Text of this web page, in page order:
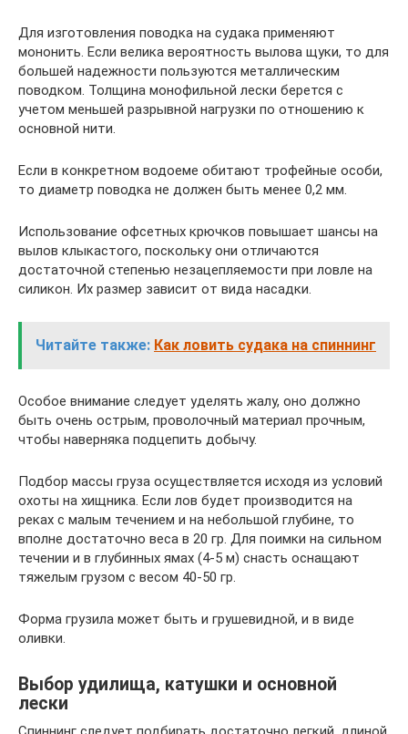
Для изготовления поводка на судака применяют
мононить. Если велика вероятность вылова щуки, то для
большей надежности пользуются металлическим
поводком. Толщина монофильной лески берется с
учетом меньшей разрывной нагрузки по отношению к
основной нити.
Если в конкретном водоеме обитают трофейные особи,
то диаметр поводка не должен быть менее 0,2 мм.
Использование офсетных крючков повышает шансы на
вылов клыкастого, поскольку они отличаются
достаточной степенью незацепляемости при ловле на
силикон. Их размер зависит от вида насадки.
Читайте также: Как ловить судака на спиннинг
Особое внимание следует уделять жалу, оно должно
быть очень острым, проволочный материал прочным,
чтобы наверняка подцепить добычу.
Подбор массы груза осуществляется исходя из условий
охоты на хищника. Если лов будет производится на
реках с малым течением и на небольшой глубине, то
вполне достаточно веса в 20 гр. Для поимки на сильном
течении и в глубинных ямах (4-5 м) снасть оснащают
тяжелым грузом с весом 40-50 гр.
Форма грузила может быть и грушевидной, и в виде
оливки.
Выбор удилища, катушки и основной
лески